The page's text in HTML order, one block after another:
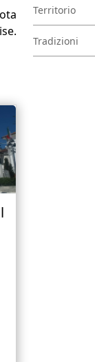
Territorio
Tradizioni